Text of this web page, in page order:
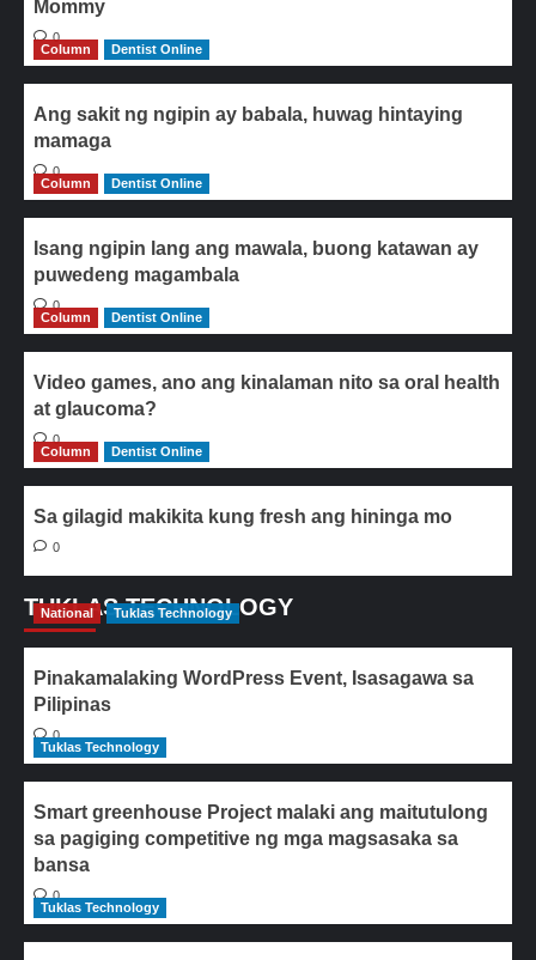
Mommy
0
Column
Dentist Online
Ang sakit ng ngipin ay babala, huwag hintaying
mamaga
0
Column
Dentist Online
Isang ngipin lang ang mawala, buong katawan ay
puwedeng magambala
0
Column
Dentist Online
Video games, ano ang kinalaman nito sa oral health
at glaucoma?
0
Column
Dentist Online
Sa gilagid makikita kung fresh ang hininga mo
0
TUKLAS TECHNOLOGY
National Tuklas Technology
Pinakamalaking WordPress Event, Isasagawa sa
Pilipinas
0
Tuklas Technology
Smart greenhouse Project malaki ang maitutulong
sa pagiging competitive ng mga magsasaka sa
bansa
0
Tuklas Technology